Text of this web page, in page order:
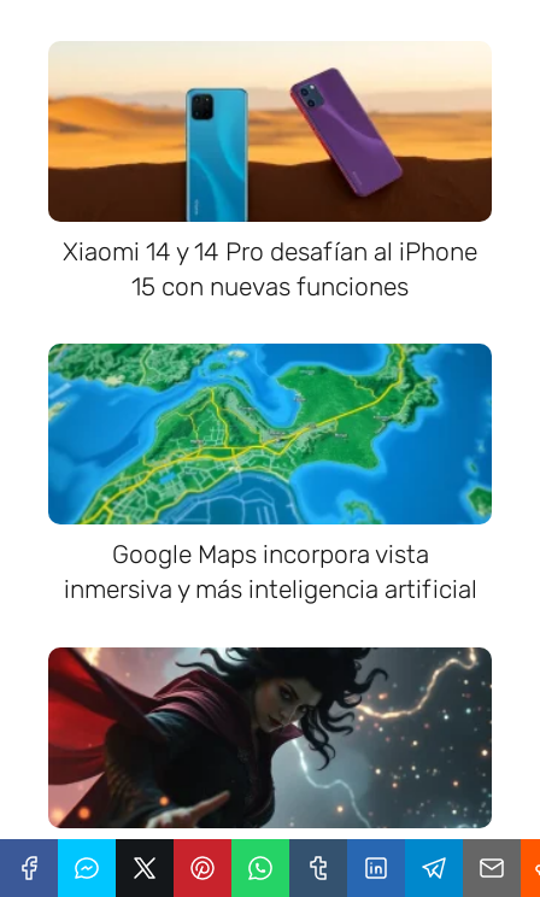
Xiaomi 14 y 14 Pro desafían al iPhone
15 con nuevas funciones
Google Maps incorpora vista
inmersiva y más inteligencia artificial
La Bruja Escarlata murió en Doctor